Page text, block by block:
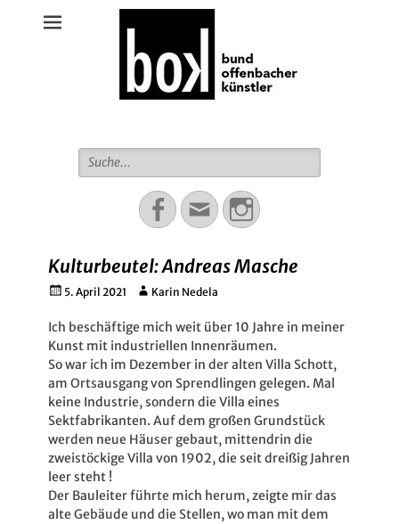
Suche
für:
Facebook
EmailInstagram
Kulturbeutel: Andreas Masche
Gepostet
5. April 2021 AutorKarin Nedela
Ich beschäftige mich weit über 10 Jahre in meiner
Kunst mit industriellen Innenräumen.
So war ich im Dezember in der alten Villa Schott,
am Ortsausgang von Sprendlingen gelegen. Mal
keine Industrie, sondern die Villa eines
Sektfabrikanten. Auf dem großen Grundstück
werden neue Häuser gebaut, mittendrin die
zweistöckige Villa von 1902, die seit dreißig Jahren
leer steht !
Der Bauleiter führte mich herum, zeigte mir das
alte Gebäude und die Stellen, wo man mit dem